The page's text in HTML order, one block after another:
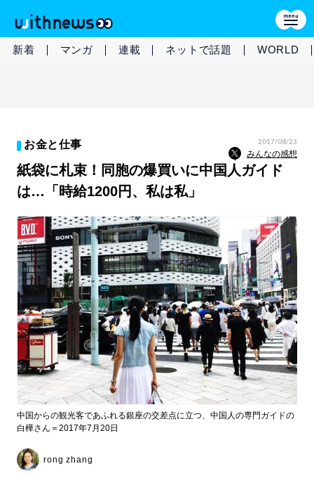
新着 マンガ 連載 ネットで話題 WORLD
お金と仕事 2017/08/23
みんなの感想
紙袋に札束！同胞の爆買いに中国人ガイド
は…「時給1200円、私は私」
中国からの観光客であふれる銀座の交差点に立つ、中国人の専門ガイドの
白樺さん＝2017年7月20日
rong zhang